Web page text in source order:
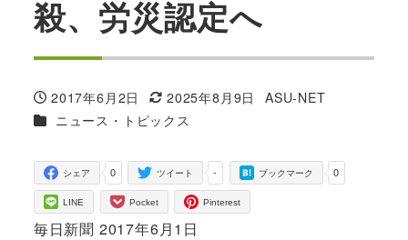
殺、労災認定へ
投稿日
2017年6月2日
更新日
2025年8月9日
著
ASU-NET
カテゴリー
ニュース・トピックス
0
シェア -
ツイート 0
ブックマーク
LINE Pocket Pinterest
毎日新聞 2017年6月1日